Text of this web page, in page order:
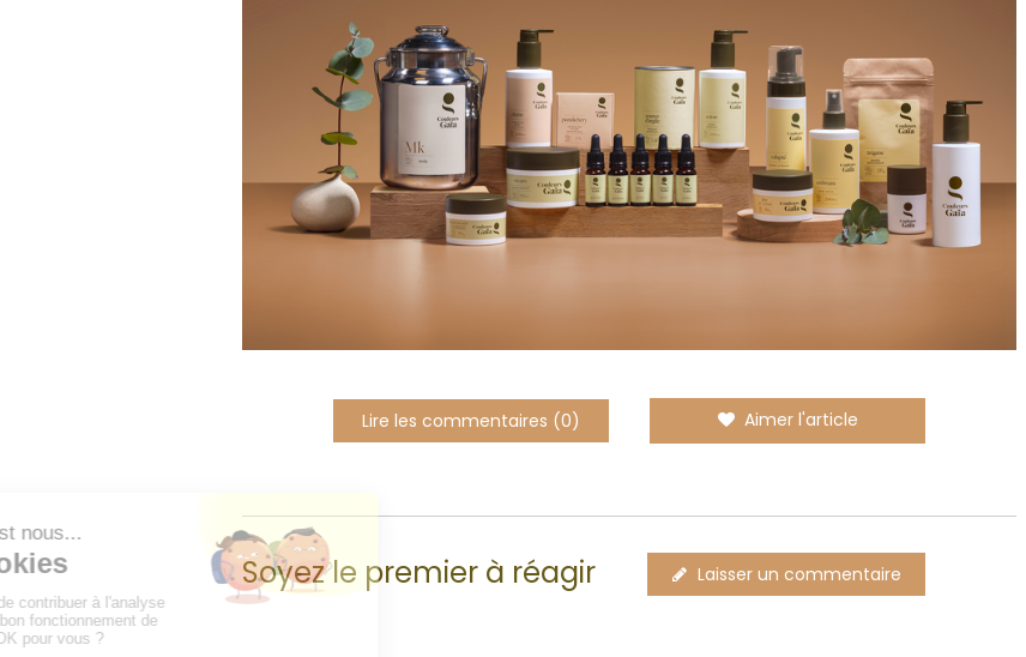
Lire les commentaires (0) Aimer l'article
Soyez le premier à réagir Laisser un commentaire